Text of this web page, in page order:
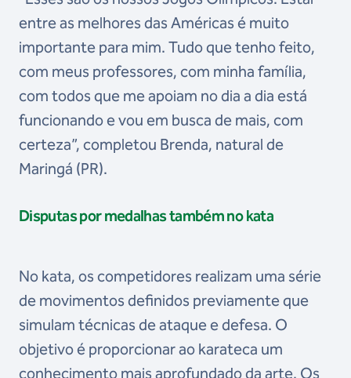
entre as melhores das Américas é muito
importante para mim. Tudo que tenho feito,
com meus professores, com minha família,
com todos que me apoiam no dia a dia está
funcionando e vou em busca de mais, com
certeza”, completou Brenda, natural de
Maringá (PR).
Disputas por medalhas também no kata
No kata, os competidores realizam uma série
de movimentos definidos previamente que
simulam técnicas de ataque e defesa. O
objetivo é proporcionar ao karateca um
conhecimento mais aprofundado da arte. Os